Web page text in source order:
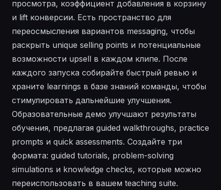
просмотра, коэффициент добавления в корзину
и lift конверсии. Есть пространство для
переосмысления вариантов messaging, чтобы
раскрыть unique selling points и потенциальные
возможности upsell в каждом клипе. После
каждого запуска собирайте быстрый ревью и
храните learnings в базе знаний команды, чтобы
стимулировать дальнейшие улучшения.
Образовательные демо улучшают результаты
обучения, предлагая guided walkthroughs, practice
prompts и quick assessments. Создайте три
формата: guided tutorials, problem-solving
simulations и knowledge checks, которые можно
переиспользовать в вашем teaching suite.